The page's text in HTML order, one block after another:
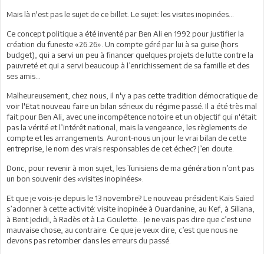
Mais là n'est pas le sujet de ce billet. Le sujet: les visites inopinées...
Ce concept politique a été inventé par Ben Ali en 1992 pour justifier la
création du funeste «26.26». Un compte géré par lui à sa guise (hors
budget), qui a servi un peu à financer quelques projets de lutte contre la
pauvreté et qui a servi beaucoup à l’enrichissement de sa famille et des
ses amis...
Malheureusement, chez nous, il n'y a pas cette tradition démocratique de
voir l'Etat nouveau faire un bilan sérieux du régime passé. Il a été très mal
fait pour Ben Ali, avec une incompétence notoire et un objectif qui n'était
pas la vérité et l’intérêt national, mais la vengeance, les règlements de
compte et les arrangements. Auront-nous un jour le vrai bilan de cette
entreprise, le nom des vrais responsables de cet échec? J’en doute.
Donc, pour revenir à mon sujet, les Tunisiens de ma génération n’ont pas
un bon souvenir des «visites inopinées».
Et que je vois-je depuis le 13 novembre? Le nouveau président Kaïs Saïed
s’adonner à cette activité: visite inopinée à Ouardanine, au Kef, à Siliana,
à Bent Jedidi, à Radès et à La Goulette… Je ne vais pas dire que c’est une
mauvaise chose, au contraire. Ce que je veux dire, c’est que nous ne
devons pas retomber dans les erreurs du passé.